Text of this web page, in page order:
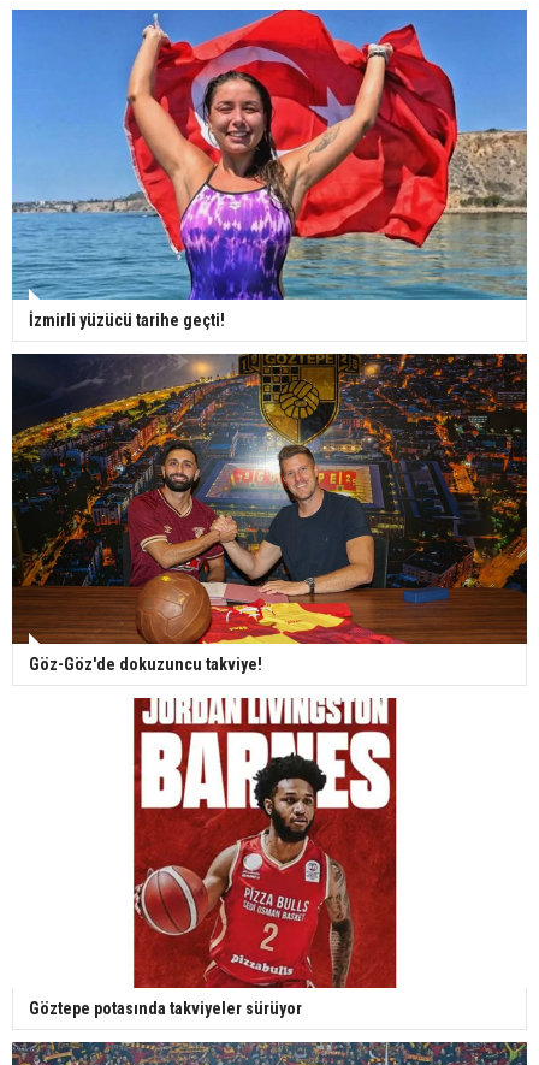
İzmirli yüzücü tarihe geçti!
Göz-Göz'de dokuzuncu takviye!
Göztepe potasında takviyeler sürüyor